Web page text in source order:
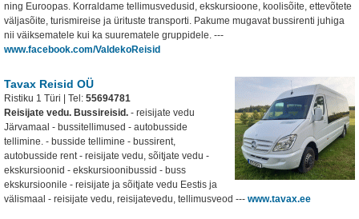
ning Euroopas. Korraldame tellimusvedusid, ekskursioone, koolisõite, ettevõtete
väljasõite, turismireise ja ürituste transporti. Pakume mugavat bussirenti juhiga
nii väiksematele kui ka suurematele gruppidele. ---
www.facebook.com/ValdekoReisid
Tavax Reisid OÜ
Ristiku 1 Türi | Tel: 55694781
Reisijate vedu. Bussireisid. - reisijate vedu
Järvamaal - bussitellimused - autobusside
tellimine. - busside tellimine - bussirent,
autobusside rent - reisijate vedu, sõitjate vedu -
ekskursioonid - ekskursioonibussid - buss
ekskursioonile - reisijate ja sõitjate vedu Eestis ja
välismaal - reisijate vedu, reisijatevedu, tellimusveod --- www.tavax.ee